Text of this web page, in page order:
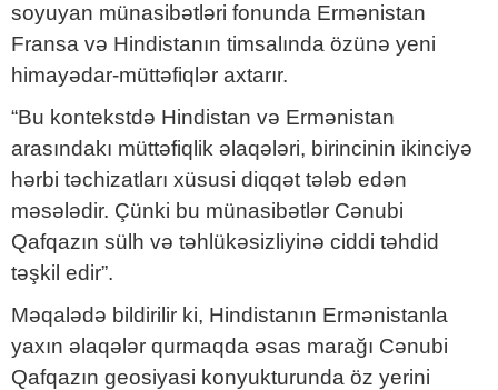
soyuyan münasibətləri fonunda Ermənistan
Fransa və Hindistanın timsalında özünə yeni
himayədar-müttəfiqlər axtarır.
“Bu kontekstdə Hindistan və Ermənistan
arasındakı müttəfiqlik əlaqələri, birincinin ikinciyə
hərbi təchizatları xüsusi diqqət tələb edən
məsələdir. Çünki bu münasibətlər Cənubi
Qafqazın sülh və təhlükəsizliyinə ciddi təhdid
təşkil edir”.
Məqalədə bildirilir ki, Hindistanın Ermənistanla
yaxın əlaqələr qurmaqda əsas marağı Cənubi
Qafqazın geosiyasi konyukturunda öz yerini